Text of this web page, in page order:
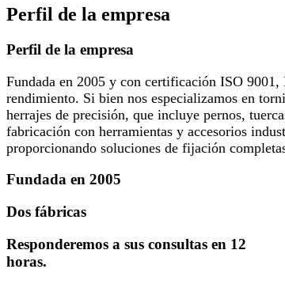
Perfil de la empresa
Perfil de la empresa
Fundada en 2005 y con certificación ISO
rendimiento. Si bien nos especializamos en
herrajes de precisión, que incluye pernos,
fabricación con herramientas y accesorios
proporcionando soluciones de fijación
Fundada en 2005
Dos fábricas
Responderemos a sus consultas en 12
horas.